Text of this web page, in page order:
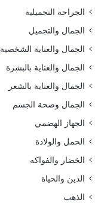
الجراحة التجميلية
الجمال والتجميل
الجمال والعناية الشخصية
الجمال والعناية بالبشرة
الجمال والعناية بالشعر
الجمال وصحة الجسم
الجهاز الهضمي
الحمل والولادة
الخضار والفواكه
الدين والحياة
الذهب